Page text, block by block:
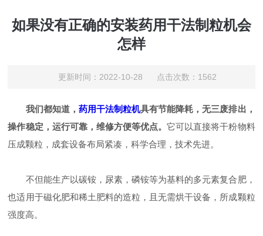
如果没有正确的安装药用干法制粒机会
怎样
更新时间：2022-10-28 点击次数：1562
我们都知道， 药用干法制粒机具有节能降耗，无三废排出，
操作稳定，运行可靠，维修方便等优点。它可以直接将干粉物料
压成颗粒，成套设备布局紧凑，科学合理，技术先进。
不但能生产以碳铵，尿素，磷铵等为基料的多元素复合肥，
也适用于磁化肥和稀土肥料的造粒，且无需烘干设备，所成颗粒
强度高。